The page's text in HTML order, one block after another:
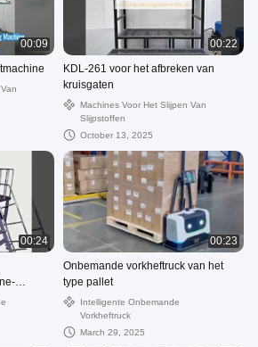
00:09
00:22
KDL-261 voor het afbreken van
kruisgaten
Machines Voor Het Slijpen Van
Slijpstoffen
October 13, 2025
00:24
00:23
Onbemande vorkheftruck van het
type pallet
Intelligente Onbemande
Vorkheftruck
March 29, 2025